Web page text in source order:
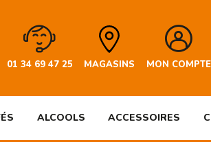
01 34 69 47 25 MAGASINS MON COMPTE
ALCOOLS ACCESSOIRES